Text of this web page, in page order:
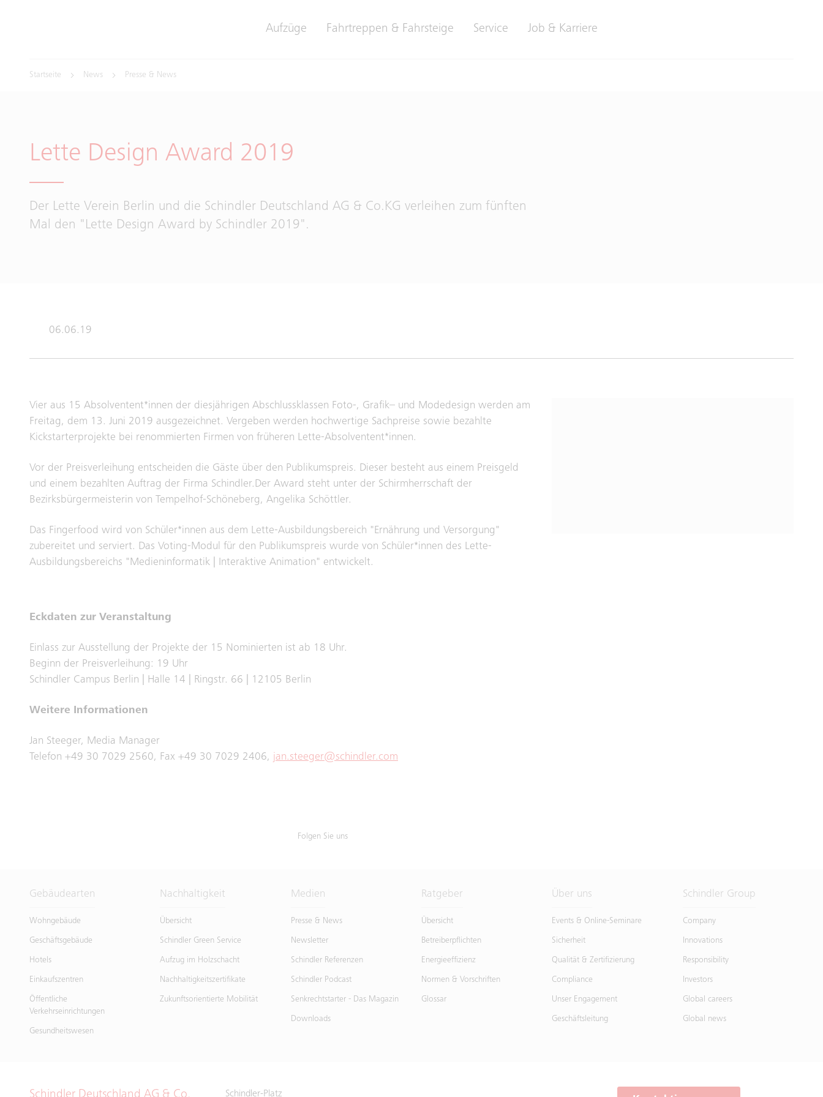
Aufzüge Fahrtreppen & Fahrsteige Service Job & Karriere
Startseite News Presse & News
Lette Design Award 2019
Der Lette Verein Berlin und die Schindler Deutschland AG & Co.KG verleihen zum fünften
Mal den "Lette Design Award by Schindler 2019".
06.06.19
Vier aus 15 Absolventent*innen der diesjährigen Abschlussklassen Foto-, Grafik– und Modedesign werden am
Freitag, dem 13. Juni 2019 ausgezeichnet. Vergeben werden hochwertige Sachpreise sowie bezahlte
Kickstarterprojekte bei renommierten Firmen von früheren Lette-Absolventent*innen.
Vor der Preisverleihung entscheiden die Gäste über den Publikumspreis. Dieser besteht aus einem Preisgeld
und einem bezahlten Auftrag der Firma Schindler.Der Award steht unter der Schirmherrschaft der
Bezirksbürgermeisterin von Tempelhof-Schöneberg, Angelika Schöttler.
Das Fingerfood wird von Schüler*innen aus dem Lette-Ausbildungsbereich "Ernährung und Versorgung"
zubereitet und serviert. Das Voting-Modul für den Publikumspreis wurde von Schüler*innen des Lette-
Ausbildungsbereichs "Medieninformatik | Interaktive Animation" entwickelt.
Eckdaten zur Veranstaltung
Einlass zur Ausstellung der Projekte der 15 Nominierten ist ab 18 Uhr.
Beginn der Preisverleihung: 19 Uhr
Schindler Campus Berlin | Halle 14 | Ringstr. 66 | 12105 Berlin
Weitere Informationen
Jan Steeger, Media Manager
Telefon +49 30 7029 2560, Fax +49 30 7029 2406, jan.steeger@schindler.com
Folgen Sie uns
Gebäudearten
Wohngebäude
Geschäftsgebäude
Hotels
Einkaufszentren
Öffentliche
Verkehrseinrichtungen
Gesundheitswesen
Nachhaltigkeit
Übersicht
Schindler Green Service
Aufzug im Holzschacht
Nachhaltigkeitszertifikate
Zukunftsorientierte Mobilität
Medien
Presse & News
Newsletter
Schindler Referenzen
Schindler Podcast
Senkrechtstarter - Das Magazin
Downloads
Ratgeber
Übersicht
Betreiberpflichten
Energieeffizienz
Normen & Vorschriften
Glossar
Über uns
Events & Online-Seminare
Sicherheit
Qualität & Zertifizierung
Compliance
Unser Engagement
Geschäftsleitung
Schindler Group
Company
Innovations
Responsibility
Investors
Global careers
Global news
Schindler-Platz